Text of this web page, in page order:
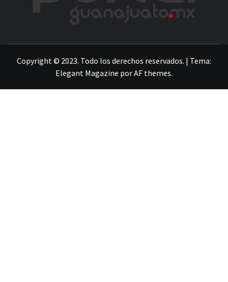
Copyright © 2023. Todo los derechos reservados. | Tema:
Elegant Magazine porAF themes.